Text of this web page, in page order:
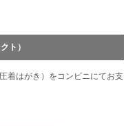
ト）
着はがき）をコンビニにてお支